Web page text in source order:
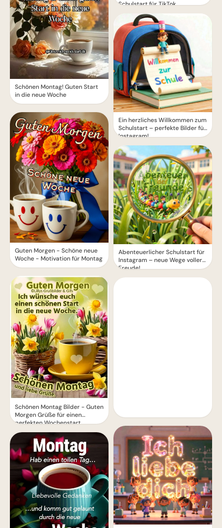
Schönen Montag! Guten Start
in die neue Woche
Guten Morgen - Schöne neue
Woche - Motivation für Montag
Schönen Montag Bilder - Guten
Morgen Grüße für einen
perfekten Wochenstart
Schulstart für TikTok
Ein herzliches Willkommen zum
Schulstart – perfekte Bilder für
Instagram!
Abenteuerlicher Schulstart für
Instagram – neue Wege voller
Freude!